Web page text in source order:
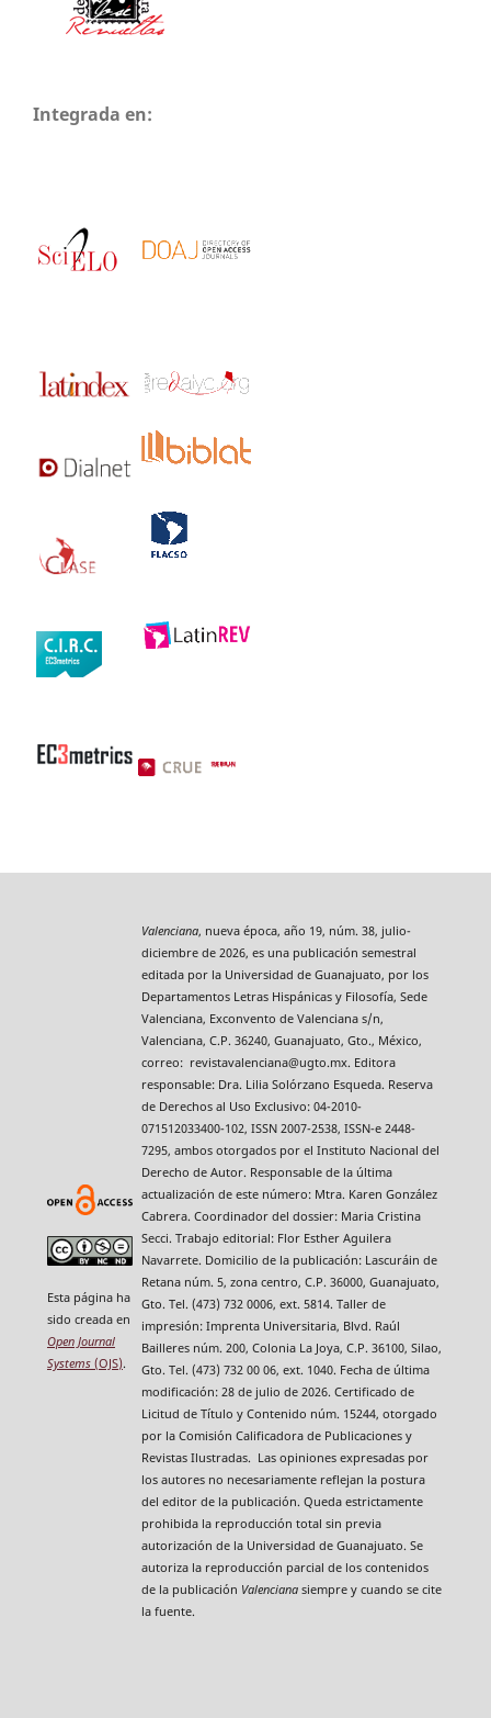
Integrada en:
Esta página ha
sido creada en
Open Journal
Systems(OJS).
Valenciana, nueva época, año 19, núm. 38, julio-
diciembre de 2026, es una publicación semestral
editada por la Universidad de Guanajuato, por los
Departamentos Letras Hispánicas y Filosofía, Sede
Valenciana, Exconvento de Valenciana s/n,
Valenciana, C.P. 36240, Guanajuato, Gto., México,
correo: revistavalenciana@ugto.mx. Editora
responsable: Dra. Lilia Solórzano Esqueda. Reserva
de Derechos al Uso Exclusivo: 04-2010-
071512033400-102, ISSN 2007-2538, ISSN-e 2448-
7295, ambos otorgados por el Instituto Nacional del
Derecho de Autor. Responsable de la última
actualización de este número: Mtra. Karen González
Cabrera. Coordinador del dossier: Maria Cristina
Secci. Trabajo editorial: Flor Esther Aguilera
Navarrete. Domicilio de la publicación: Lascuráin de
Retana núm. 5, zona centro, C.P. 36000, Guanajuato,
Gto. Tel. (473) 732 0006, ext. 5814. Taller de
impresión: Imprenta Universitaria, Blvd. Raúl
Bailleres núm. 200, Colonia La Joya, C.P. 36100, Silao,
Gto. Tel. (473) 732 00 06, ext. 1040. Fecha de última
modificación: 28 de julio de 2026. Certificado de
Licitud de Título y Contenido núm. 15244, otorgado
por la Comisión Calificadora de Publicaciones y
Revistas Ilustradas. Las opiniones expresadas por
los autores no necesariamente reflejan la postura
del editor de la publicación. Queda estrictamente
prohibida la reproducción total sin previa
autorización de la Universidad de Guanajuato. Se
autoriza la reproducción parcial de los contenidos
de la publicación Valencianasiempre y cuando se cite
la fuente.